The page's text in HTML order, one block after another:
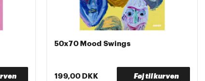
Ældste
50x70 Mood Swings
199,00 DKK Føj til kurven